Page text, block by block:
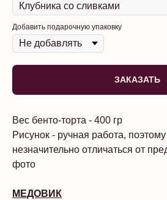
Добавить подарочную упаковку
ЗАКАЗАТЬ
Вес бенто-торта - 400 гр
Рисунок - ручная работа,
незначительно отличаться от
фото
МЕДОВИК